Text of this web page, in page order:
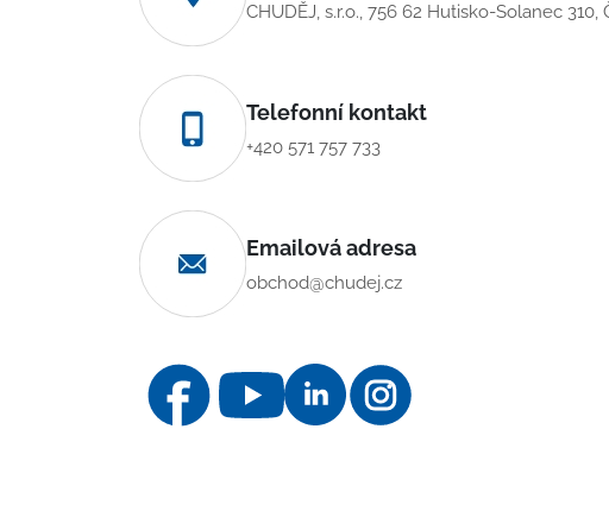
CHUDĚJ, s.r.o., 756 62 Hutisko-Solanec
Telefonní kontakt
+420 571 757 733
Emailová adresa
obchod@chudej.cz